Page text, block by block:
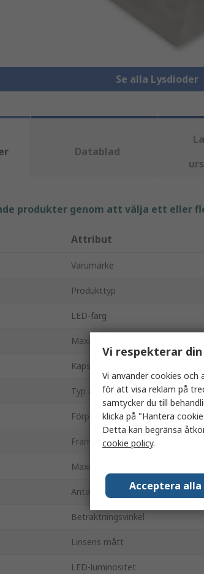
Se alla Lysdioder
Datablad
produkter genom att välja ett eller
Attribut
Varumärke
Produkttyp
LED-färg
Maximal framström
Kapseltyp
Typ av fäste
Förpackning
Framspänning
Maximal effektförlust
Antal stift
Betraktningsvinkel
Linsens mått
LED-luminositet
Vi respekterar
Vi använder cookies och
för att visa reklam på
samtycker du till
klicka på "Hantera
Detta kan begränsa
cookie policy.
Acceptera alla